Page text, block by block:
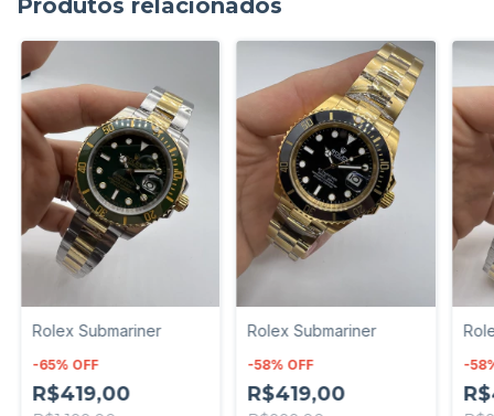
Produtos relacionados
Rolex Submariner
-65% OFF
R$419,00
Rolex Submariner
-58% OFF
R$419,00
-58